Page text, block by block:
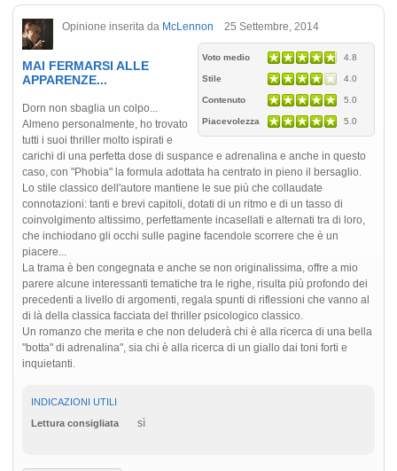
Opinione inserita da McLennon 25 Settembre, 2014
Voto medio 4.8
Stile 4.0
Contenuto 5.0
Piacevolezza 5.0
MAI FERMARSI ALLE
APPARENZE...
Dorn non sbaglia un colpo...
Almeno personalmente, ho trovato
tutti i suoi thriller molto ispirati e
carichi di una perfetta dose di suspance e adrenalina e anche in questo
caso, con "Phobia" la formula adottata ha centrato in pieno il bersaglio.
Lo stile classico dell'autore mantiene le sue più che collaudate
connotazioni: tanti e brevi capitoli, dotati di un ritmo e di un tasso di
coinvolgimento altissimo, perfettamente incasellati e alternati tra di loro,
che inchiodano gli occhi sulle pagine facendole scorrere che è un
piacere...
La trama è ben congegnata e anche se non originalissima, offre a mio
parere alcune interessanti tematiche tra le righe, risulta più profondo dei
precedenti a livello di argomenti, regala spunti di riflessioni che vanno al
di là della classica facciata del thriller psicologico classico.
Un romanzo che merita e che non deluderà chi è alla ricerca di una bella
"botta" di adrenalina", sia chi è alla ricerca di un giallo dai toni forti e
inquietanti.
INDICAZIONI UTILI
Lettura consigliata
sì